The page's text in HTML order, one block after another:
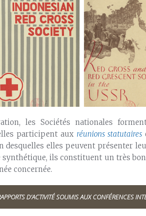
les Sociétés nationales
participent aux réunions statutaires
desquelles elles peuvent présenter
ils constituent un très bon
concernée.
D’ACTIVITÉ SOUMIS AUX CONFÉRENCES